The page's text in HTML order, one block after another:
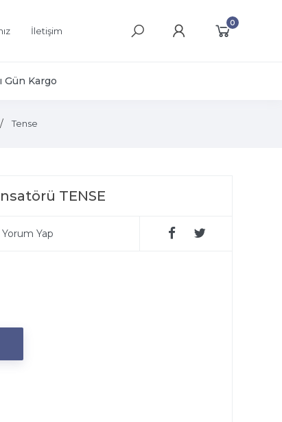
İletişim
0
Gün Kargo
Tense
TENSE
Yorum Yap